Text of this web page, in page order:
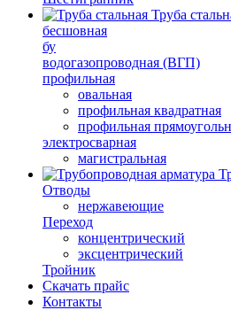
Труба
бесшовная
бу
водогазопроводная (ВГП)
профильная
овальная
профильная квадратная
профильная
электросварная
магистральная
Отводы
нержавеющие
Переход
концентрический
эксцентрический
Тройник
Скачать прайс
Контакты